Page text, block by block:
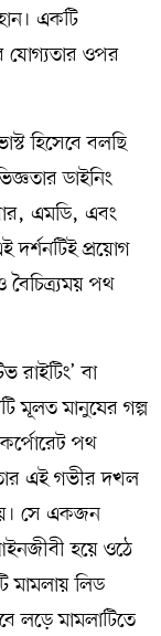
একটি
যোগ্যতার ওপর
হিসেবে বলছি
ডাইনিং
এমডি, এবং
দর্শনটিই প্রয়োগ
বৈচিত্র্যময় পথ
রাইটিং’ বা
মূলত মানুষের গল্প
পথ
এই গভীর দখল
সে একজন
হয়ে ওঠে
মামলায় লিড
লড়ে মামলাটিতে